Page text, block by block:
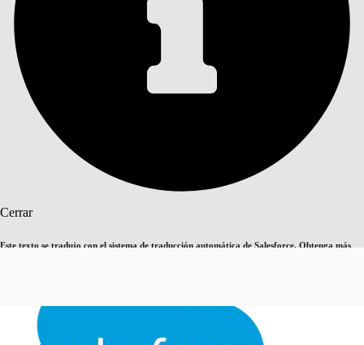
Cerrar
Este texto se tradujo con el sistema de traducción automática de Salesforce. Obtenga más
Índice de materias
Buscar